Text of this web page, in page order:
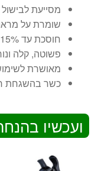
מסייעת
שומרת על
חוסכת עד 15% פחת ו"בזבוז" בשר
פשוטה, קלה
מאושרת
כשר בהשגחת
ועכשיו